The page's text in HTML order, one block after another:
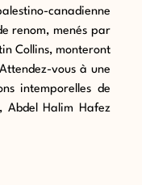
canadienne
renom, menés par
Collins, monteront
vous à une
intemporelles de
Abdel Halim Hafez